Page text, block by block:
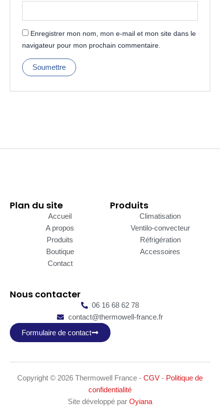
Enregistrer mon nom, mon e-mail et mon site dans le
navigateur pour mon prochain commentaire.
Plan du site
Accueil
A propos
Produits
Boutique
Contact
Produits
Climatisation
Ventilo-convecteur
Réfrigération
Accessoires
Nous contacter
06 16 68 62 78
contact@thermowell-france.fr
Formulaire de contact
Copyright © 2026 Thermowell France - CGV - Politique de
confidentialité
Site développé par Oyiana